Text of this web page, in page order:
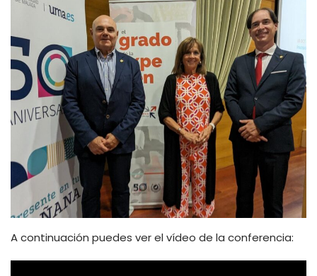
A continuación puedes ver el vídeo de la conferencia: